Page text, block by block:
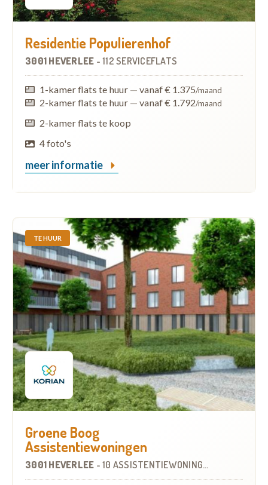
Residentie Populierenhof
3001 HEVERLEE - 112 SERVICEFLATS
1-kamer flats te huur — vanaf € 1.375/maand
2-kamer flats te huur — vanaf € 1.792/maand
2-kamer flats te koop
4 foto's
meer informatie
TE HUUR
Groene Boog
Assistentiewoningen
3001 HEVERLEE - 10 ASSISTENTIEWONINGEN